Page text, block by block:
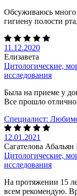
Обсуживаюсь
гигиену полости
11.12.2020
Елизавета
Цитологические,
исследования
Была на приеме у
Все прошло
Специалист:
12.01.2021
Сагателова Абальян
Цитологические,
исследования
На протяжении 15
всем рекомендую.